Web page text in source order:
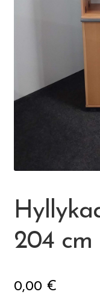
Visit Jyvaskyla
Ohje
204 cm
0,00 €